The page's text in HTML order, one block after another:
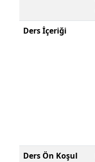
Ders İçeriği
Ders Ön Koşul